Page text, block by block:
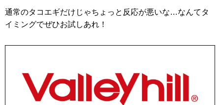
通常のタコエギだけじゃちょっと反応が悪いな…なんてタ
イミングでぜひお試しあれ！